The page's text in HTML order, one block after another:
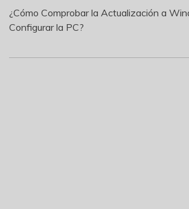
¿Cómo Comprobar la Actualización a
Configurar la PC?